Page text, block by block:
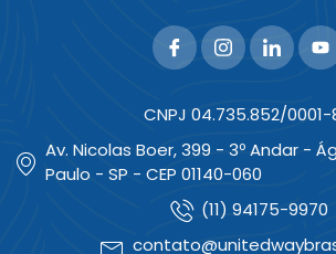
CNPJ 04.735.852/0001-
Av. Nicolas Boer, 399 - 3º Andar -
Paulo - SP - CEP 01140-060
(11) 94175-9970